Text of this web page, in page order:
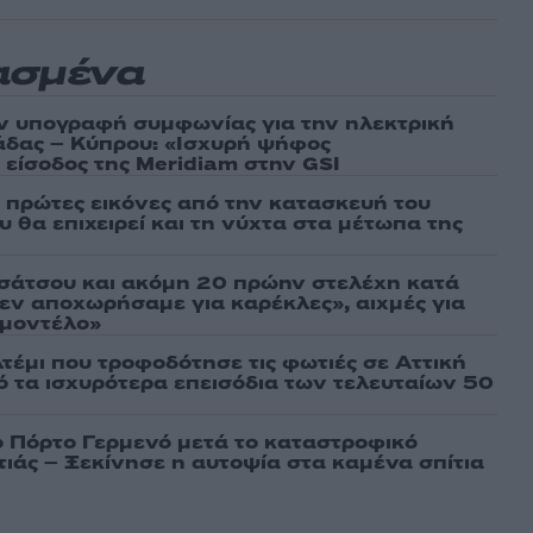
υπογραφή συμφωνίας για την ηλεκτρική
– Κύπρου: «Ισχυρή ψήφος
της Meridiam στην GSI
εικόνες από την κατασκευή του
επιχειρεί και τη νύχτα στα μέτωπα της
και ακόμη 20 πρώην στελέχη κατά
αποχωρήσαμε για καρέκλες», αιχμές για
που τροφοδότησε τις φωτιές σε Αττική
τα ισχυρότερα επεισόδια των τελευταίων 50
Πόρτο Γερμενό μετά το καταστροφικό
– Ξεκίνησε η αυτοψία στα καμένα σπίτια